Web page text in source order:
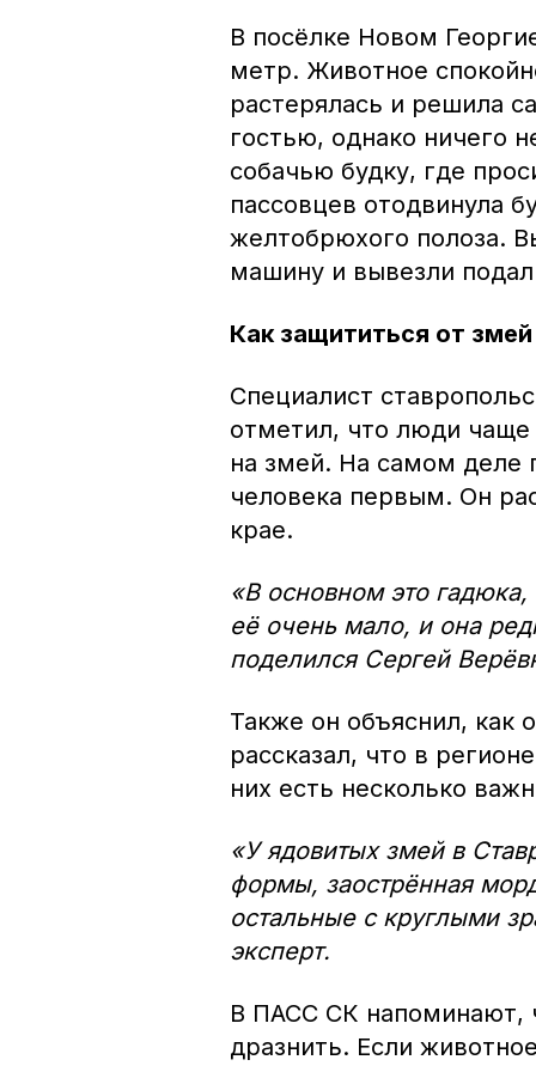
В посёлке Новом
метр. Животное
растерялась и решила
гостью, однако ничего
собачью будку, где
пассовцев отодвинула
желтобрюхого полоза.
машину и вывезли
Как защититься от
Специалист
отметил, что люди чаще
на змей. На самом деле
человека первым. Он
крае.
«В основном это
её очень мало, и она
поделился Сергей
Также он объяснил, как
рассказал, что в
них есть несколько
«У ядовитых змей в
формы, заострённая
остальные с круглыми
эксперт.
В ПАСС СК напоминают,
дразнить. Если